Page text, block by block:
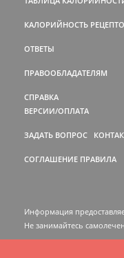
КАЛОРИЙНОСТЬ
ОТВЕТЫ
ПРАВООБЛАДАТЕЛЯМ
СПРАВКА
ВЕРСИИ/ОПЛАТА
ЗАДАТЬ ВОПРОС
СОГЛАШЕНИЕ ПРАВИЛА
Информация
Не занимайтесь